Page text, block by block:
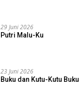
29 Juni 2026
Putri Malu-Ku
23 Juni 2026
Buku dan Kutu-Kutu Buku